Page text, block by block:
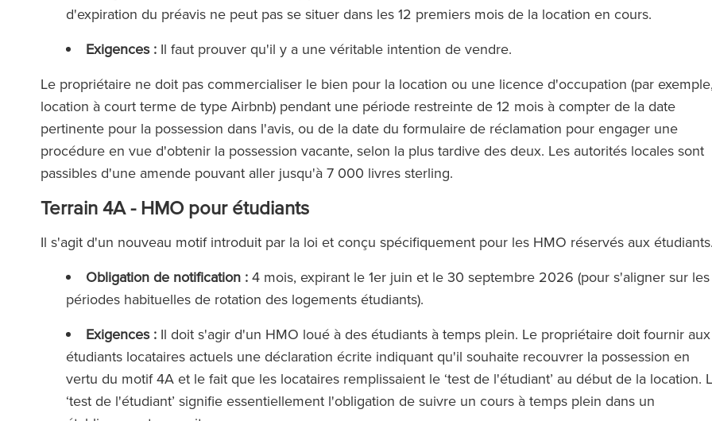
d'expiration du préavis ne peut pas se situer dans les 12 premiers mois de la location en cours.
Exigences : Il faut prouver qu'il y a une véritable intention de vendre.
Le propriétaire ne doit pas commercialiser le bien pour la location ou une licence d'occupation (par exemple,
location à court terme de type Airbnb) pendant une période restreinte de 12 mois à compter de la date
pertinente pour la possession dans l'avis, ou de la date du formulaire de réclamation pour engager une
procédure en vue d'obtenir la possession vacante, selon la plus tardive des deux. Les autorités locales sont
passibles d'une amende pouvant aller jusqu'à 7 000 livres sterling.
Terrain 4A - HMO pour étudiants
Il s'agit d'un nouveau motif introduit par la loi et conçu spécifiquement pour les HMO réservés aux étudiants.
Obligation de notification : 4 mois, expirant le 1er juin et le 30 septembre 2026 (pour s'aligner sur les
périodes habituelles de rotation des logements étudiants).
Exigences : Il doit s'agir d'un HMO loué à des étudiants à temps plein. Le propriétaire doit fournir aux
étudiants locataires actuels une déclaration écrite indiquant qu'il souhaite recouvrer la possession en
vertu du motif 4A et le fait que les locataires remplissaient le ‘test de l'étudiant’ au début de la location.
‘test de l'étudiant’ signifie essentiellement l'obligation de suivre un cours à temps plein dans un
incroyablement réactive
compétente. J'ai été
à plusieurs reprises à
et leur aide s'est
précieuse à chaque fois.’
Legal 500 (en anglais)
exceptionnels à tous les niveaux.
Lorsque vous faites appel à un
avocat de RFB, vous sentez toute
soutient.’
The Legal 500 (en anglais)
magique sans pratiquer les tarifs
du cercle magique.’
The Legal 500 (en anglais)
(2024)